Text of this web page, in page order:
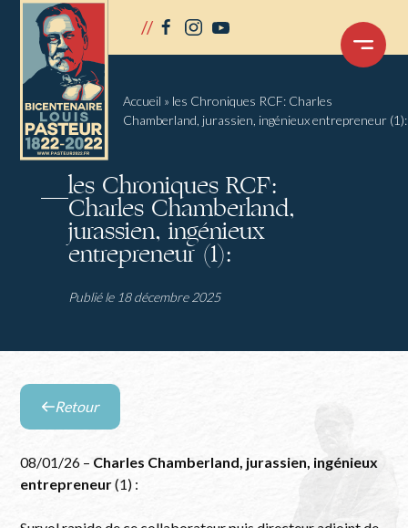
// facebook
instagram
youtube
OUVRIR
MENU
Accueil » les Chroniques RCF: Charles
Chamberland, jurassien, ingénieux entrepreneur (1):
les Chroniques RCF:
Charles Chamberland,
jurassien, ingénieux
entrepreneur (1):
Publié le 18 décembre 2025
Retour
la
liste
Retour
08/01/26 – Charles Chamberland, jurassien, ingénieux
entrepreneur(1) :
Panneau de gestion des cookies